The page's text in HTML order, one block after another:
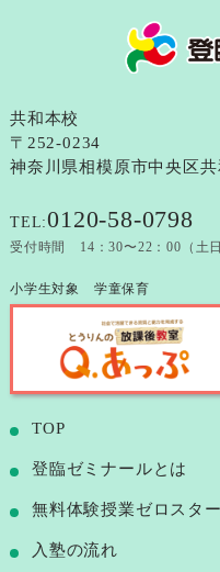
共和本校
〒252-0234
神奈川県相模原市中央区
TEL:0120-58-0798
受付時間 14：30〜22：00（土日
小学生対象 学童保育
TOP
登臨ゼミナールとは
無料体験授業ゼロスタ
⼊塾の流れ